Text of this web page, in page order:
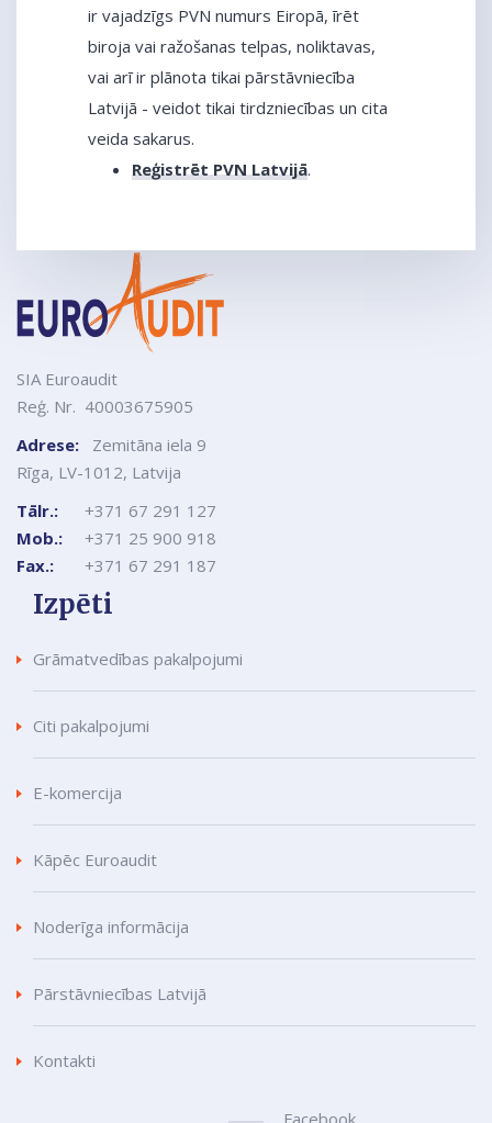
ir vajadzīgs PVN numurs Eiropā, īrēt
biroja vai ražošanas telpas, noliktavas,
vai arī ir plānota tikai pārstāvniecība
Latvijā - veidot tikai tirdzniecības un cita
veida sakarus.
Reģistrēt PVN Latvijā.
SIA Euroaudit
Reģ. Nr. 40003675905
Adrese: Zemitāna iela 9
Rīga, LV-1012, Latvija
Tālr.: +371 67 291 127
Mob.: +371 25 900 918
Fax.: +371 67 291 187
Izpēti
Grāmatvedības pakalpojumi
Citi pakalpojumi
E-komercija
Kāpēc Euroaudit
Noderīga informācija
Pārstāvniecības Latvijā
Kontakti
Facebook